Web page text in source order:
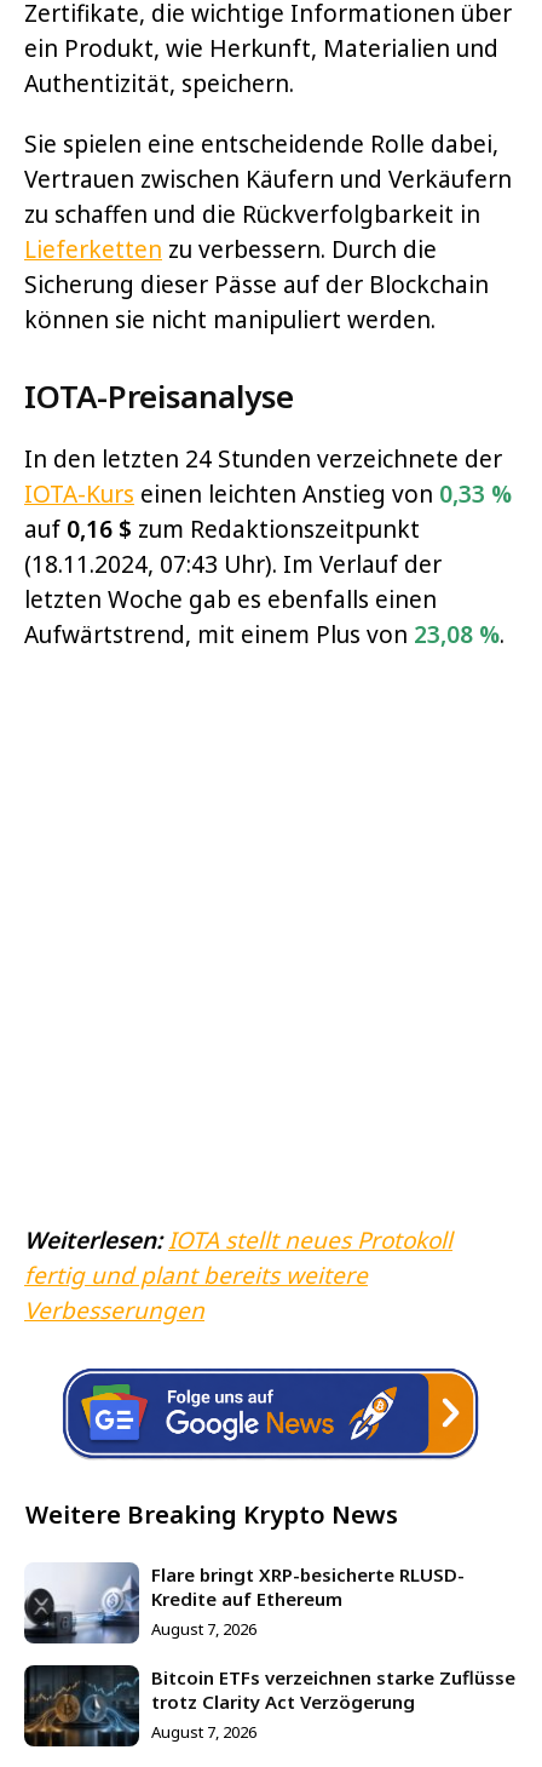
Zertifikate, die wichtige Informationen über
ein Produkt, wie Herkunft, Materialien und
Authentizität, speichern.
Sie spielen eine entscheidende Rolle dabei,
Vertrauen zwischen Käufern und Verkäufern
zu schaffen und die Rückverfolgbarkeit in
Lieferketten zu verbessern. Durch die
Sicherung dieser Pässe auf der Blockchain
können sie nicht manipuliert werden.
IOTA-Preisanalyse
In den letzten 24 Stunden verzeichnete der
IOTA-Kurs einen leichten Anstieg von 0,33 %
auf 0,16 $ zum Redaktionszeitpunkt
(18.11.2024, 07:43 Uhr). Im Verlauf der
letzten Woche gab es ebenfalls einen
Aufwärtstrend, mit einem Plus von 23,08 %.
Weiterlesen:IOTA stellt neues Protokoll
fertig und plant bereits weitere
Verbesserungen
Weitere Breaking Krypto News
Flare bringt XRP-besicherte RLUSD-
Kredite auf Ethereum
August 7, 2026
Bitcoin ETFs verzeichnen starke Zuflüsse
trotz Clarity Act Verzögerung
August 7, 2026